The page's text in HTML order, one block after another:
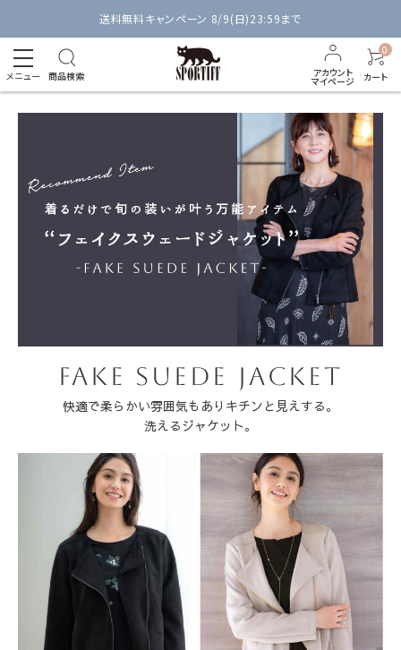
送料無料キャンペーン 8/9(日)23:59まで
メニュー 商品検索 アカウント
マイページ
0
カート
FAKE SUEDE JACKET
快適で柔らかい雰囲気もありキチンと見えする。
洗えるジャケット。